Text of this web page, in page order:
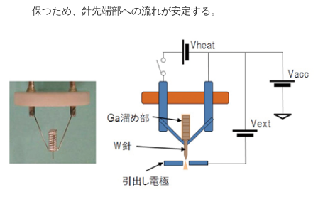
保つため、針先端部への流れが安定する。